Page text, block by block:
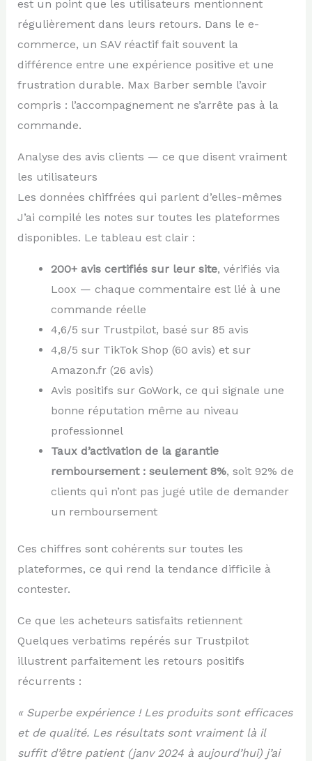
est un point que les utilisateurs mentionnent
régulièrement dans leurs retours. Dans le e-
commerce, un SAV réactif fait souvent la
différence entre une expérience positive et une
frustration durable. Max Barber semble l’avoir
compris : l’accompagnement ne s’arrête pas à la
commande.
Analyse des avis clients — ce que disent vraiment
les utilisateurs
Les données chiffrées qui parlent d’elles-mêmes
J’ai compilé les notes sur toutes les plateformes
disponibles. Le tableau est clair :
200+ avis certifiés sur leur site, vérifiés via
Loox — chaque commentaire est lié à une
commande réelle
4,6/5 sur Trustpilot, basé sur 85 avis
4,8/5 sur TikTok Shop (60 avis) et sur
Amazon.fr (26 avis)
Avis positifs sur GoWork, ce qui signale une
bonne réputation même au niveau
professionnel
Taux d’activation de la garantie
remboursement : seulement 8%, soit 92% de
clients qui n’ont pas jugé utile de demander
un remboursement
Ces chiffres sont cohérents sur toutes les
plateformes, ce qui rend la tendance difficile à
contester.
Ce que les acheteurs satisfaits retiennent
Quelques verbatims repérés sur Trustpilot
illustrent parfaitement les retours positifs
récurrents :
« Superbe expérience ! Les produits sont efficaces
et de qualité. Les résultats sont vraiment là il
suffit d’être patient (janv 2024 à aujourd’hui) j’ai